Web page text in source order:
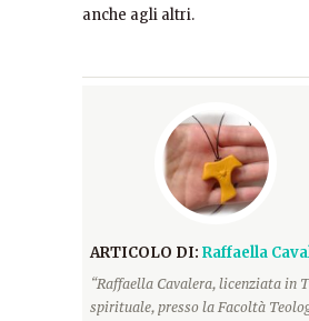
anche agli altri.
ARTICOLO DI: Raffaella
“Raffaella Cavalera, licenziata in
spirituale, presso la Facoltà